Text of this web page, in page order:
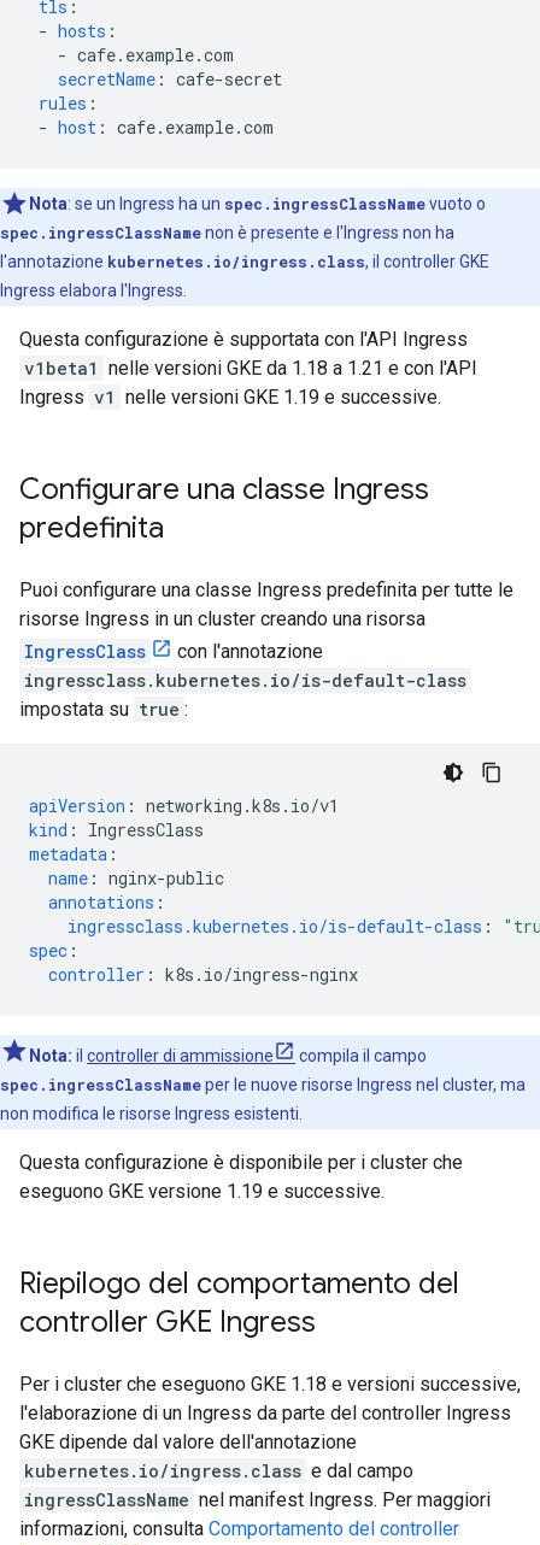
tls :
- hosts :
- cafe.example.com
secretName : cafe-secret
rules :
- host : cafe.example.com
Nota: se un Ingress ha un spec.ingressClassNamevuoto o
spec.ingressClassNamenon è presente e l'Ingress non ha
l'annotazione kubernetes.io/ingress.class, il controller GKE
Ingress elabora l'Ingress.
Questa configurazione è supportata con l'API Ingress
v1beta1 nelle versioni GKE da 1.18 a 1.21 e con l'API
Ingress v1 nelle versioni GKE 1.19 e successive.
Configurare una classe Ingress
predefinita
Puoi configurare una classe Ingress predefinita per tutte le
risorse Ingress in un cluster creando una risorsa
IngressClass
con l'annotazione
ingressclass.kubernetes.io/is-default-class
impostata su true :
apiVersion : networking.k8s.io/v1
kind :
IngressClass
metadata :
name : nginx-public
annotations :
ingressclass.kubernetes.io/is-default-class :
spec :
controller : k8s.io/ingress-nginx
Nota: il controller di ammissione
compila il campo
spec.ingressClassNameper le nuove risorse Ingress nel cluster, ma
non modifica le risorse Ingress esistenti.
Questa configurazione è disponibile per i cluster che
eseguono GKE versione 1.19 e successive.
Riepilogo del comportamento del
controller GKE Ingress
Per i cluster che eseguono GKE 1.18 e versioni successive,
l'elaborazione di un Ingress da parte del controller Ingress
GKE dipende dal valore dell'annotazione
kubernetes.io/ingress.class e dal campo
ingressClassName nel manifest Ingress. Per maggiori
informazioni, consulta Comportamento del controller